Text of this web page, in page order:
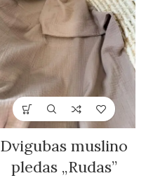
Dvigubas muslino
pledas „Rudas”